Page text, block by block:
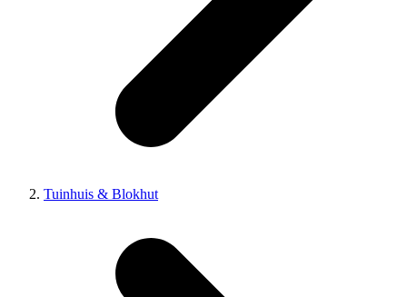
Tuinhuis & Blokhut